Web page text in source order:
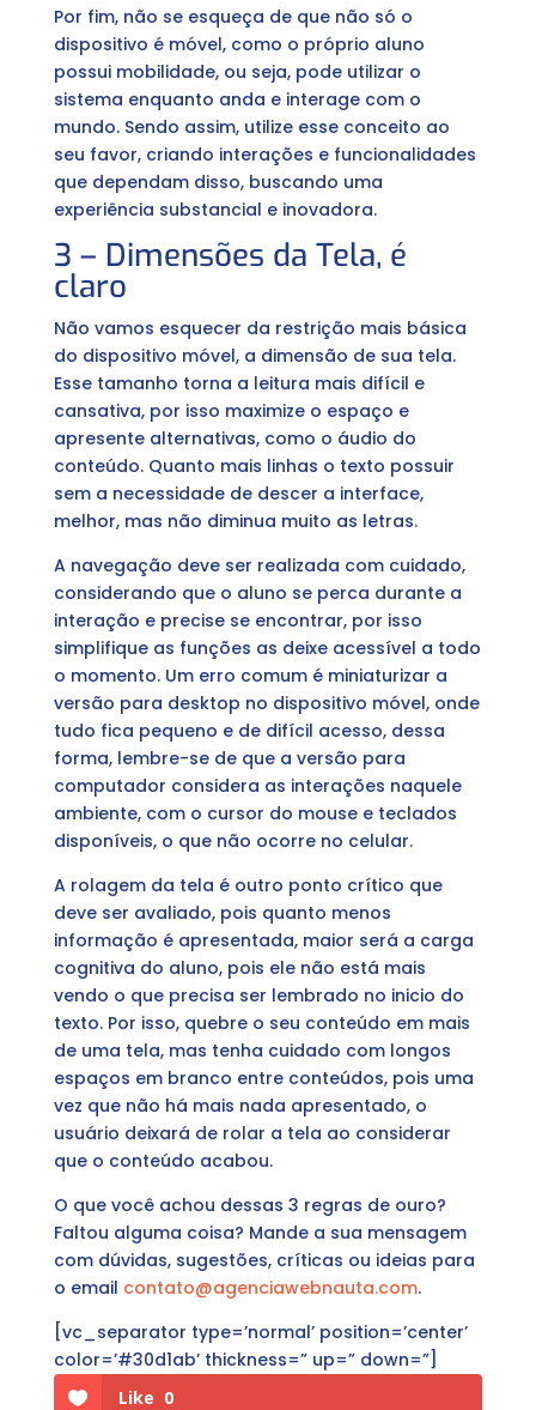
Por fim, não se esqueça de que não só o
dispositivo é móvel, como o próprio aluno
possui mobilidade, ou seja, pode utilizar o
sistema enquanto anda e interage com o
mundo. Sendo assim, utilize esse conceito ao
seu favor, criando interações e funcionalidades
que dependam disso, buscando uma
experiência substancial e inovadora.
3 – Dimensões da Tela, é
claro
Não vamos esquecer da restrição mais básica
do dispositivo móvel, a dimensão de sua tela.
Esse tamanho torna a leitura mais difícil e
cansativa, por isso maximize o espaço e
apresente alternativas, como o áudio do
conteúdo. Quanto mais linhas o texto possuir
sem a necessidade de descer a interface,
melhor, mas não diminua muito as letras.
A navegação deve ser realizada com cuidado,
considerando que o aluno se perca durante a
interação e precise se encontrar, por isso
simplifique as funções as deixe acessível a todo
o momento. Um erro comum é miniaturizar a
versão para desktop no dispositivo móvel, onde
tudo fica pequeno e de difícil acesso, dessa
forma, lembre-se de que a versão para
computador considera as interações naquele
ambiente, com o cursor do mouse e teclados
disponíveis, o que não ocorre no celular.
A rolagem da tela é outro ponto crítico que
deve ser avaliado, pois quanto menos
informação é apresentada, maior será a carga
cognitiva do aluno, pois ele não está mais
vendo o que precisa ser lembrado no inicio do
texto. Por isso, quebre o seu conteúdo em mais
de uma tela, mas tenha cuidado com longos
espaços em branco entre conteúdos, pois uma
vez que não há mais nada apresentado, o
usuário deixará de rolar a tela ao considerar
que o conteúdo acabou.
O que você achou dessas 3 regras de ouro?
Faltou alguma coisa? Mande a sua mensagem
com dúvidas, sugestões, críticas ou ideias para
o email contato@agenciawebnauta.com.
[vc_separator type=’normal’ position=’center’
color=’#30d1ab’ thickness=” up=” down=”]
Like 0